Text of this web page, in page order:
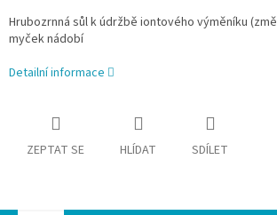
Hrubozrnná sůl k údržbě iontového výměníku
myček nádobí
Detailní informace
ZEPTAT SE HLÍDAT SDÍLET